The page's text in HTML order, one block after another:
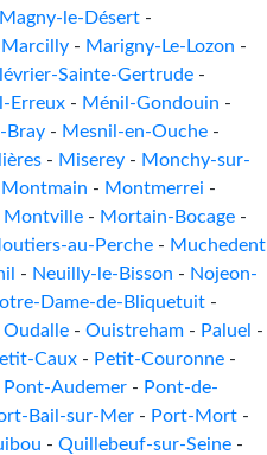
Magny-le-Désert -
Marcilly - Marigny-Le-Lozon -
Sainte-Gertrude -
Erreux - Ménil-Gondouin -
Bray - Mesnil-en-Ouche -
- Miserey - Monchy-sur-
Montmain - Montmerrei -
Montville - Mortain-Bocage -
au-Perche - Muchedent
- Neuilly-le-Bisson - Nojeon-
Dame-de-Bliquetuit -
Oudalle - Ouistreham - Paluel -
Caux - Petit-Couronne -
Pont-Audemer - Pont-de-
Bail-sur-Mer - Port-Mort -
- Quillebeuf-sur-Seine -